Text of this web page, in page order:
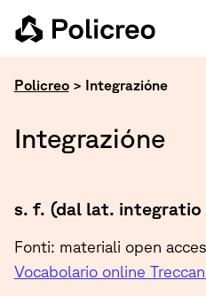
Policreo> Integrazióne
Integrazióne
s. f. (dal lat. integratio
Fonti: materiali open
Vocabolario online